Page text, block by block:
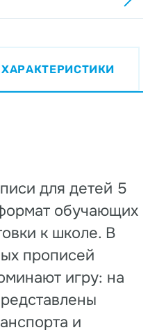
ХАРАКТЕРИСТИКИ
для детей 5
обучающих
к школе. В
прописей
игру: на
и